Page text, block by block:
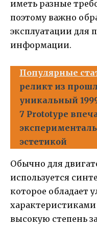
иметь разные
поэтому важно
эксплуатации для
информации.
Популярные
реликт из
уникальный
7 Prototype
эстетикой
Обычно для
используется
которое обладает
характеристиками
высокую степень